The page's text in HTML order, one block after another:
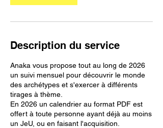
Description du service
Anaka vous propose tout au long de 2026
un suivi mensuel pour découvrir le monde
des archétypes et s'exercer à différents
tirages à thème.
En 2026 un calendrier au format PDF est
offert à toute personne ayant déjà au moins
un JeU, ou en faisant l'acquisition.